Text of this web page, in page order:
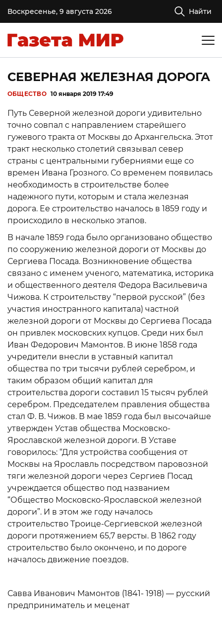
Воскресенье, 9 августа 2026 Найти
СЕВЕРНАЯ ЖЕЛЕЗНАЯ ДОРОГА
ОБЩЕСТВО 10 января 2019 17:49
Путь Северной железной дороги удивительно
точно совпал с направлением старейшего
гужевого тракта от Москвы до Архангельска. Этот
тракт несколько столетий связывал север
страны с центральными губерниями еще со
времен Ивана Грозного. Со временем появилась
необходимость в строительстве более
надежного пути, которым и стала железная
дорога. Ее строительство началось в 1859 году и
происходило в несколько этапов.
В начале 1859 года было организовано общество
по сооружению железной дороги от Москвы до
Сергиева Посада. Возникновение общества
связано с именем ученого, математика, историка
и общественного деятеля Федора Васильевича
Чижова. К строительству “первой русской” (без
участия иностранного капитала) частной
железной дороги от Москвы до Сергиева Посада
он привлек московских купцов. Среди них был
Иван Федорович Мамонтов. В июне 1858 года
учредители внесли в уставный капитал
общества по три тысячи рублей серебром, и
таким образом общий капитал для
строительства дороги составил 15 тысяч рублей
серебром. Председателем правления общества
стал Ф. В. Чижов. В мае 1859 года был высочайше
утвержден Устав общества Московско-
Ярославской железной дороги. В Уставе
говорилось: “Для устройства сообщения от
Москвы на Ярославль посредством паровозной
тяги железной дороги через Сергиев Посад
учреждается общество под названием
“Общество Московско-Ярославской железной
дороги”. И в этом же году началось
строительство Троице-Сергиевской железной
дороги протяжением 65,7 версты. В 1862 году
строительство было окончено, и по дороге
началось движение поездов.
Савва Иванович Мамонтов (1841- 1918) — русский
предприниматель и меценат